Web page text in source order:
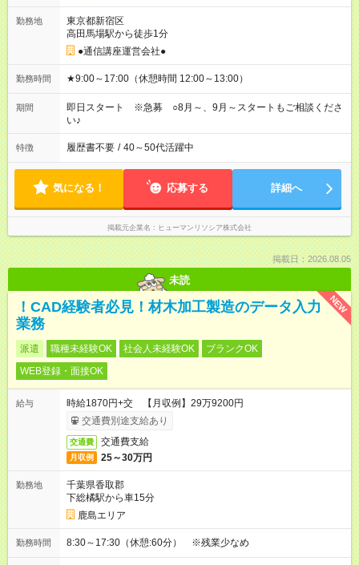
勤務地
東京都新宿区
高田馬場駅から徒歩1分
●通信講座運営会社●
勤務時間 ★9:00～17:00（休憩時間 12:00～13:00）
期間
即日スタート ※急募 ○8月～、9月～スタートもご相談くださ
い♪
特徴 履歴書不要 / 40～50代活躍中
気になる！ 応募する 詳細へ
掲載元企業名 ヒューマンリソシア株式会社
掲載日：2026.08.05
未読
NEW
！CAD経験者必見！材木加工製造のデータ入力
業務
派遣 職種未経験OK 社会人未経験OK
ブランクOK
WEB登録・面接OK
給与
時給1870円+交 【月収例】29万9200円
交通費別途支給あり
交通費 交通費支給
月収例 25～30万円
勤務地
千葉県香取郡
下総橘駅から車15分
鹿島エリア
勤務時間 8:30～17:30（休憩:60分） ※残業少なめ